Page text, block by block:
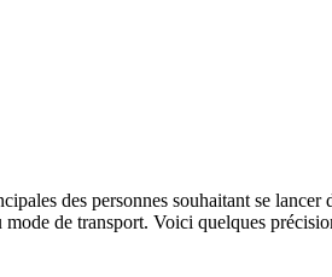
des personnes souhaitant se
de transport. Voici quelques